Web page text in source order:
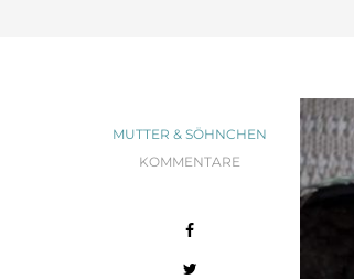
MUTTER & SÖHNCHEN
KOMMENTARE